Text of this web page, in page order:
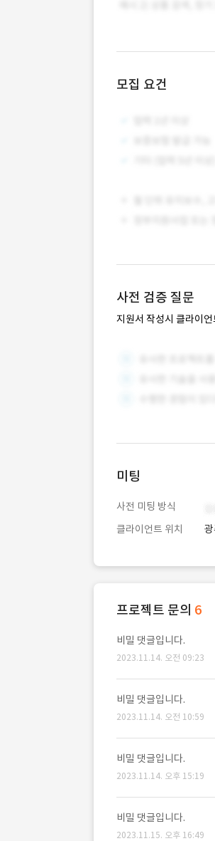
모집 요건
사전 검증 질문
지원서 작성시 클라이
미팅
사전 미팅 방식
클라이언트 위치
프로젝트 문의 6
비밀 댓글입니다.
2023.11.14. 오전 09:23
비밀 댓글입니다.
2023.11.14. 오전 10:59
비밀 댓글입니다.
2023.11.14. 오후 15:19
비밀 댓글입니다.
2023.11.15. 오후 16:49